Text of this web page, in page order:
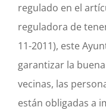
regulado en el
reguladora de
11-2011), este
garantizar la
vecinas, las
están obligadas a